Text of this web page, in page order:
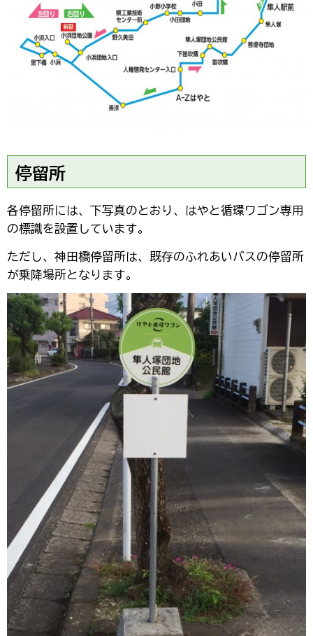
停留所
各停留所には、下写真のとおり、はやと循環ワゴン専用
の標識を設置しています。
ただし、神田橋停留所は、既存のふれあいバスの停留所
が乗降場所となります。